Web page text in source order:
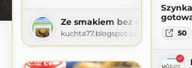
Ze smakiem bez glutenu
kuchta77.blogspot.com 50